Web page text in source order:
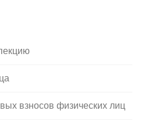
взносов физических лиц